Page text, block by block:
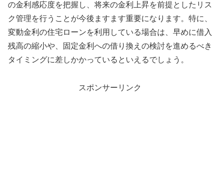
の金利感応度を把握し、将来の金利上昇を前提としたリス
ク管理を行うことが今後ますます重要になります。特に、
変動金利の住宅ローンを利用している場合は、早めに借入
残高の縮小や、固定金利への借り換えの検討を進めるべき
タイミングに差しかかっているといえるでしょう。
スポンサーリンク